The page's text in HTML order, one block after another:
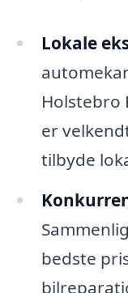
Lokale
Holstebro
er
tilbyde
bedste